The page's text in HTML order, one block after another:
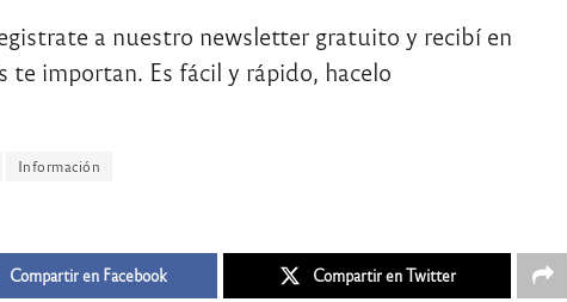
a nuestro newsletter gratuito y recibí en
te importan. Es fácil y rápido, hacelo
Información
Compartir en Facebook Compartir en Twitter